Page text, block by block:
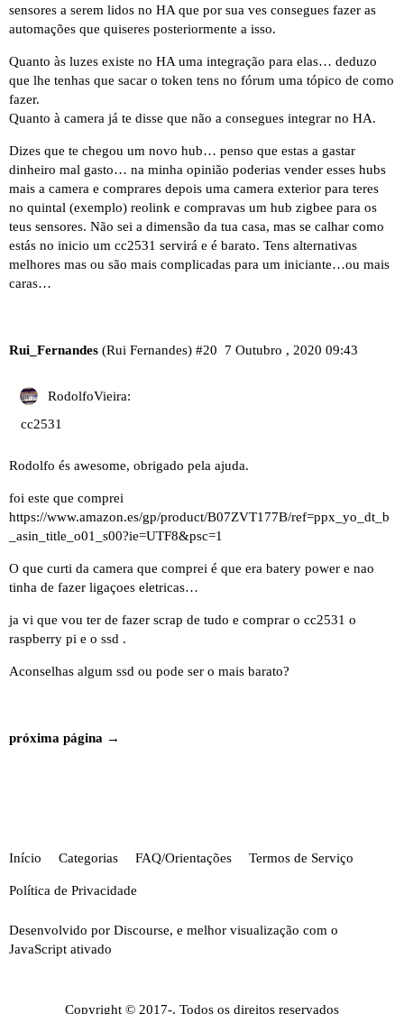
sensores a serem lidos no HA que por sua ves consegues fazer as
automações que quiseres posteriormente a isso.
Quanto às luzes existe no HA uma integração para elas… deduzo
que lhe tenhas que sacar o token tens no fórum uma tópico de como
fazer.
Quanto à camera já te disse que não a consegues integrar no HA.
Dizes que te chegou um novo hub… penso que estas a gastar
dinheiro mal gasto… na minha opinião poderias vender esses hubs
mais a camera e comprares depois uma camera exterior para teres
no quintal (exemplo) reolink e compravas um hub zigbee para os
teus sensores. Não sei a dimensão da tua casa, mas se calhar como
estás no inicio um cc2531 servirá e é barato. Tens alternativas
melhores mas ou são mais complicadas para um iniciante…ou mais
caras…
Rui_Fernandes (Rui Fernandes) 7 Outubro , 2020 09:43
#20
RodolfoVieira:
cc2531
Rodolfo és awesome, obrigado pela ajuda.
foi este que comprei
https://www.amazon.es/gp/product/B07ZVT177B/ref=ppx_yo_dt_b
_asin_title_o01_s00?ie=UTF8&psc=1
O que curti da camera que comprei é que era batery power e nao
tinha de fazer ligaçoes eletricas…
ja vi que vou ter de fazer scrap de tudo e comprar o cc2531 o
raspberry pi e o ssd .
Aconselhas algum ssd ou pode ser o mais barato?
próxima página →
Início Categorias FAQ/Orientações Termos de Serviço
Política de Privacidade
Desenvolvido por Discourse, e melhor visualização com o
JavaScript ativado
Copyright © 2017-. Todos os direitos reservados